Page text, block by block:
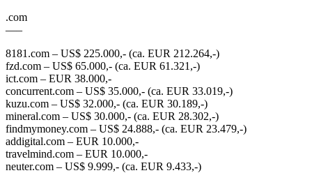
.com
—–
8181.com – US$ 225.000,- (ca. EUR 212.264,-)
fzd.com – US$ 65.000,- (ca. EUR 61.321,-)
ict.com – EUR 38.000,-
concurrent.com – US$ 35.000,- (ca. EUR 33.019,-)
kuzu.com – US$ 32.000,- (ca. EUR 30.189,-)
mineral.com – US$ 30.000,- (ca. EUR 28.302,-)
findmymoney.com – US$ 24.888,- (ca. EUR 23.479,-)
addigital.com – EUR 10.000,-
travelmind.com – EUR 10.000,-
neuter.com – US$ 9.999,- (ca. EUR 9.433,-)